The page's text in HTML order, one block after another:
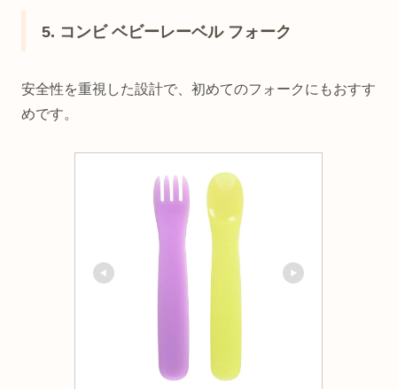
5. コンビ ベビーレーベル フォーク
安全性を重視した設計で、初めてのフォークにもおすす
めです。